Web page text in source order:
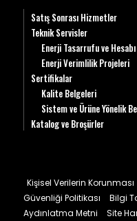
Satış Sonrası Hizmetler
Teknik Servisler
Enerji Tasarrufu ve Hesabı
Enerji Verimlilik Projeleri
Sertifikalar
Kalite Belgeleri
Sistem ve Ürüne Yönelik
Katalog ve Broşürler
Kişisel Verilerin Korunması
Güvenliği Politikası
Bilgi
Aydınlatma Metni
Site